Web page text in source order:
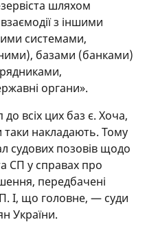
шляхом
з іншими
системами,
базами (банками)
органи».
всіх цих баз є. Хоча,
накладають. Тому
судових позовів щодо
СП у справах про
передбачені
І, що головне, — суди
України.